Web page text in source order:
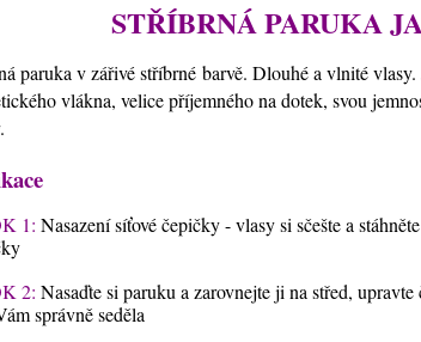
STŘÍBRNÁ PARUKA
paruka v zářivé stříbrné barvě. Dlouhé a vlnité
vlákna, velice příjemného na dotek, svou
1: Nasazení síťové čepičky - vlasy si sčešte a
2: Nasaďte si paruku a zarovnejte ji na střed,
správně seděla